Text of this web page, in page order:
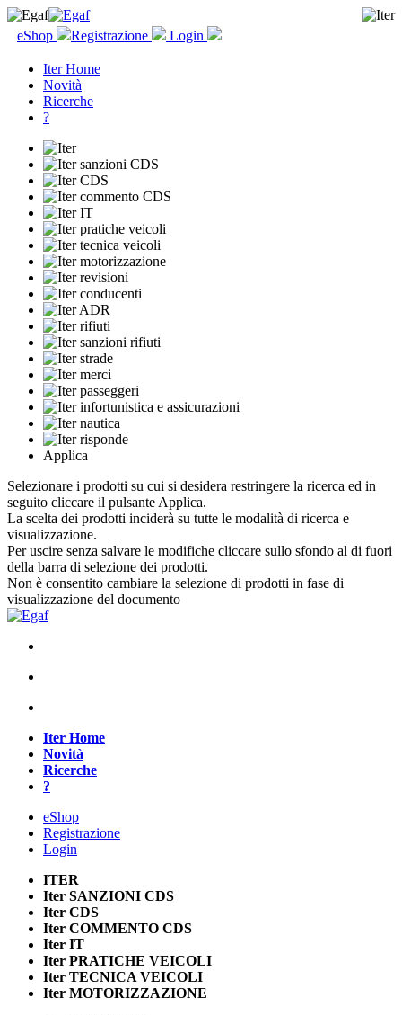
eShop Registrazione Login
Iter Home
Novità
Ricerche
?
Applica
Selezionare i prodotti su cui si desidera restringere la ricerca ed in
seguito cliccare il pulsante Applica.
La scelta dei prodotti inciderà su tutte le modalità di ricerca e
visualizzazione.
Per uscire senza salvare le modifiche cliccare sullo sfondo al di fuori
della barra di selezione dei prodotti.
Non è consentito cambiare la selezione di prodotti in fase di
visualizzazione del documento
Iter Home
Novità
Ricerche
?
eShop
Registrazione
Login
ITER
Iter SANZIONI CDS
Iter CDS
Iter COMMENTO CDS
Iter IT
Iter PRATICHE VEICOLI
Iter TECNICA VEICOLI
Iter MOTORIZZAZIONE